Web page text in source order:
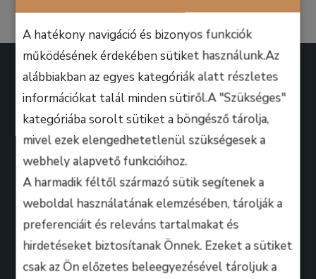
A hatékony navigáció és bizonyos funkciók
működésének érdekében sütiket használunk.Az
alábbiakban az egyes kategóriák alatt részletes
információkat talál minden sütiről.A "Szükséges"
kategóriába sorolt sütiket a böngésző tárolja,
mivel ezek elengedhetetlenül szükségesek a
webhely alapvető funkcióihoz.
A harmadik féltől származó sütik segítenek a
weboldal használatának elemzésében, tárolják a
preferenciáit és releváns tartalmakat és
hirdetéseket biztosítanak Önnek. Ezeket a sütiket
csak az Ön előzetes beleegyezésével tároljuk a
A B.M. Music School magasan képzett zenész-
oktatói úgy döntöttek, hogy ezen a platformon
keresztül professzionális keretek között, mindenki
számára lehetőséget biztosítanak arra, hogy
kihozza magából a maximumot, amire csak zeneileg
vágyhat!